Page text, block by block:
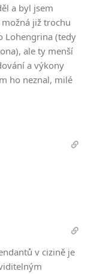
a byl jsem
již trochu
Lohengrina (tedy
ale ty menší
a výkony
ho neznal, milé
v cizině je